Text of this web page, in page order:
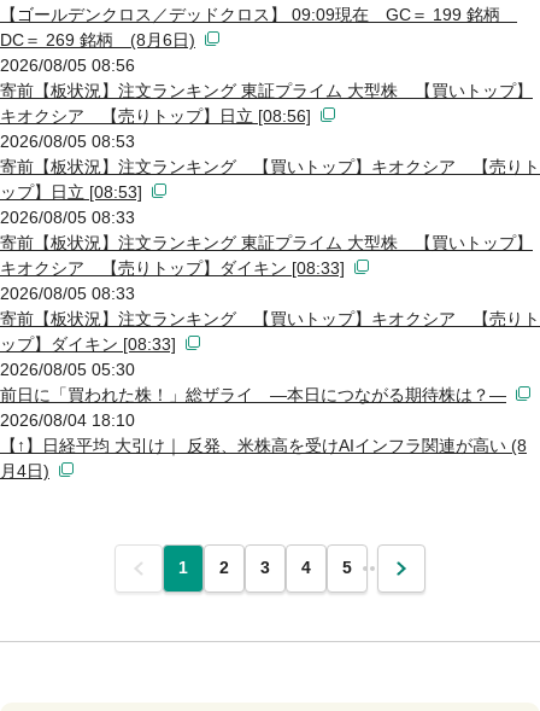
【ゴールデンクロス／デッドクロス】 09:09現在 GC＝ 199 銘柄
DC＝ 269 銘柄 (8月6日)
2026/08/05 08:56
寄前【板状況】注文ランキング 東証プライム 大型株 【買いトップ】
キオクシア 【売りトップ】日立 [08:56]
2026/08/05 08:53
寄前【板状況】注文ランキング 【買いトップ】キオクシア 【売りト
ップ】日立 [08:53]
2026/08/05 08:33
寄前【板状況】注文ランキング 東証プライム 大型株 【買いトップ】
キオクシア 【売りトップ】ダイキン [08:33]
2026/08/05 08:33
寄前【板状況】注文ランキング 【買いトップ】キオクシア 【売りト
ップ】ダイキン [08:33]
2026/08/05 05:30
前日に「買われた株！」総ザライ ―本日につながる期待株は？―
2026/08/04 18:10
【↑】日経平均 大引け｜ 反発、米株高を受けAIインフラ関連が高い (8
月4日)
前 1 2 3 4 5 … 次